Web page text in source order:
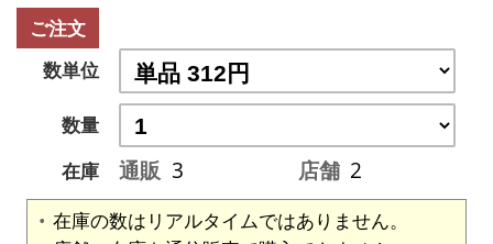
ご注文
数単位
数量
在庫
通販 3 店舗 2
在庫の数はリアルタイムではありません。